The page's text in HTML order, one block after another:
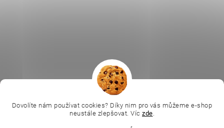
L.C.P. Paris |
Online kosmetické kurzy | Kozmetickyobchod.sk
Dovolíte nám používat cookies? Díky nim pro vás můžeme e-shop
neustále zlepšovat. Víc zde.